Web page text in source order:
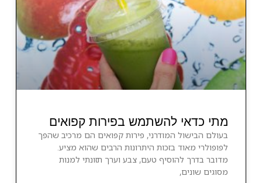
מתי כדאי להשתמש בפירות קפואים
בעולם הבישול המודרני, פירות קפואים הם מרכיב שהפך
לפופולרי מאוד בזכות היתרונות הרבים שהוא מציע.
מדובר בדרך להוסיף טעם, צבע וערך תזונתי למנות
מסוגים שונים,